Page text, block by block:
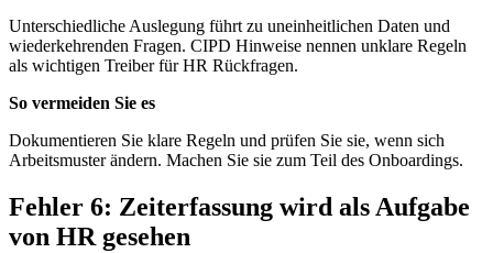
Unterschiedliche Auslegung führt zu uneinheitlichen Daten und
wiederkehrenden Fragen. CIPD Hinweise nennen unklare Regeln
als wichtigen Treiber für HR Rückfragen.
So vermeiden Sie es
Dokumentieren Sie klare Regeln und prüfen Sie sie, wenn sich
Arbeitsmuster ändern. Machen Sie sie zum Teil des Onboardings.
Fehler 6: Zeiterfassung wird als Aufgabe
von HR gesehen